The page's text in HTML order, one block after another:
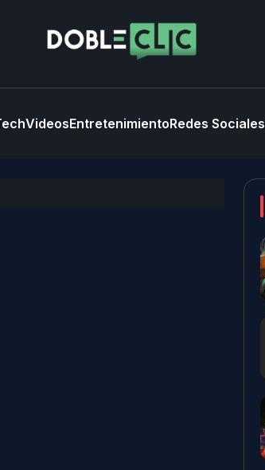
VideosEntretenimientoRedes Sociales